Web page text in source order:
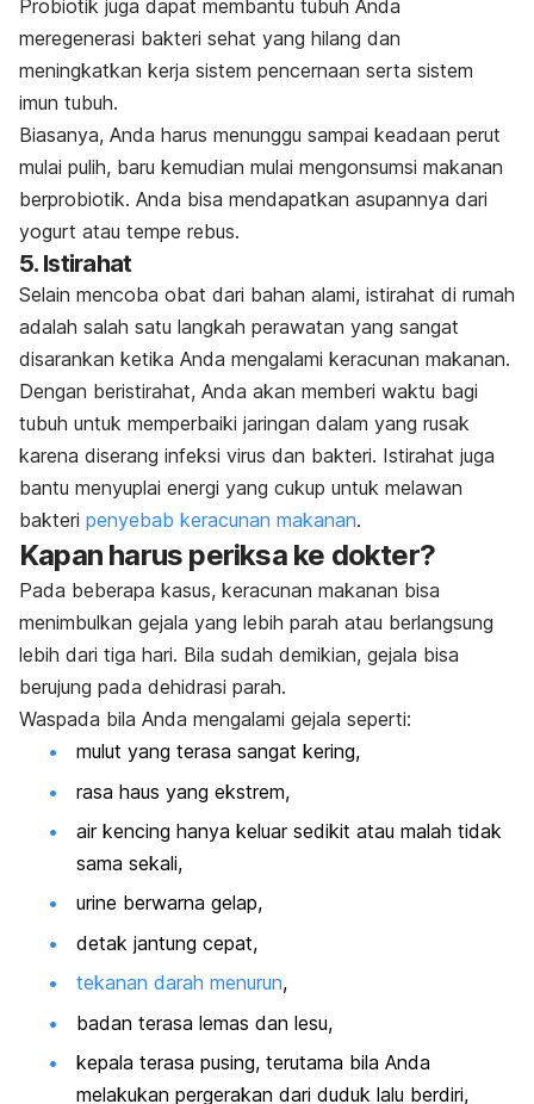
Probiotik juga dapat membantu tubuh Anda
meregenerasi bakteri sehat yang hilang dan
meningkatkan kerja sistem pencernaan serta sistem
imun tubuh.
Biasanya, Anda harus menunggu sampai keadaan perut
mulai pulih, baru kemudian mulai mengonsumsi makanan
berprobiotik. Anda bisa mendapatkan asupannya dari
yogurt atau tempe rebus.
5. Istirahat
Selain mencoba obat dari bahan alami, istirahat di rumah
adalah salah satu langkah perawatan yang sangat
disarankan ketika Anda mengalami keracunan makanan.
Dengan beristirahat, Anda akan memberi waktu bagi
tubuh untuk memperbaiki jaringan dalam yang rusak
karena diserang infeksi virus dan bakteri. Istirahat juga
bantu menyuplai energi yang cukup untuk melawan
bakteri penyebab keracunan makanan.
Kapan harus periksa ke dokter?
Pada beberapa kasus, keracunan makanan bisa
menimbulkan gejala yang lebih parah atau berlangsung
lebih dari tiga hari. Bila sudah demikian, gejala bisa
berujung pada dehidrasi parah.
Waspada bila Anda mengalami gejala seperti:
mulut yang terasa sangat kering,
rasa haus yang ekstrem,
air kencing hanya keluar sedikit atau malah tidak
sama sekali,
urine berwarna gelap,
detak jantung cepat,
tekanan darah menurun,
badan terasa lemas dan lesu,
kepala terasa pusing, terutama bila Anda
melakukan pergerakan dari duduk lalu berdiri,